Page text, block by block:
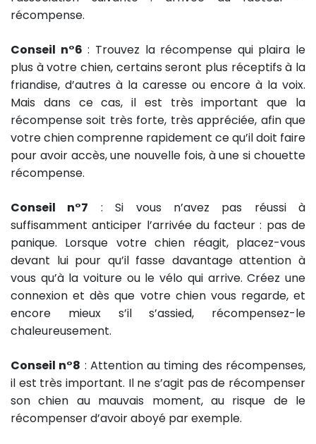
récompense.
Conseil n°6 : Trouvez la récompense qui plaira le
plus à votre chien, certains seront plus réceptifs à la
friandise, d’autres à la caresse ou encore à la voix.
Mais dans ce cas, il est très important que la
récompense soit très forte, très appréciée, afin que
votre chien comprenne rapidement ce qu’il doit faire
pour avoir accès, une nouvelle fois, à une si chouette
récompense.
Conseil n°7 : Si vous n’avez pas réussi à
suffisamment anticiper l’arrivée du facteur : pas de
panique. Lorsque votre chien réagit, placez-vous
devant lui pour qu’il fasse davantage attention à
vous qu’à la voiture ou le vélo qui arrive. Créez une
connexion et dès que votre chien vous regarde, et
encore mieux s’il s’assied, récompensez-le
chaleureusement.
Conseil n°8 : Attention au timing des récompenses,
il est très important. Il ne s’agit pas de récompenser
son chien au mauvais moment, au risque de le
récompenser d’avoir aboyé par exemple.